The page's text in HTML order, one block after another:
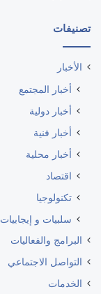
تصنيفات
الأخبار
أخبار المجتمع
أخبار دولية
أخبار فنية
أخبار محلية
اقتصاد
تكنولوجيا
سلبيات و إيجابيات
البرامج والفعاليات
التواصل الاجتماعي
الخدمات